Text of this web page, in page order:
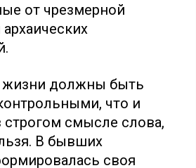
от чрезмерной
жизни должны быть
что и
строгом смысле слова,
В бывших
своя